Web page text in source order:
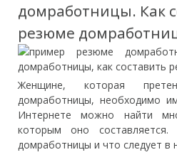
домработницы. Как
резюме
Женщине, которая
домработницы, необходимо
Интернете можно найти
которым оно
домработницы и что следует в